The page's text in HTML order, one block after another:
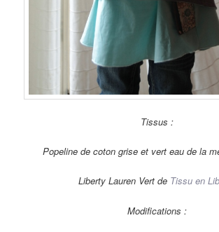
Tissus :
Popeline de coton grise et vert eau de la
Liberty Lauren Vert de Tissu en
Modifications :